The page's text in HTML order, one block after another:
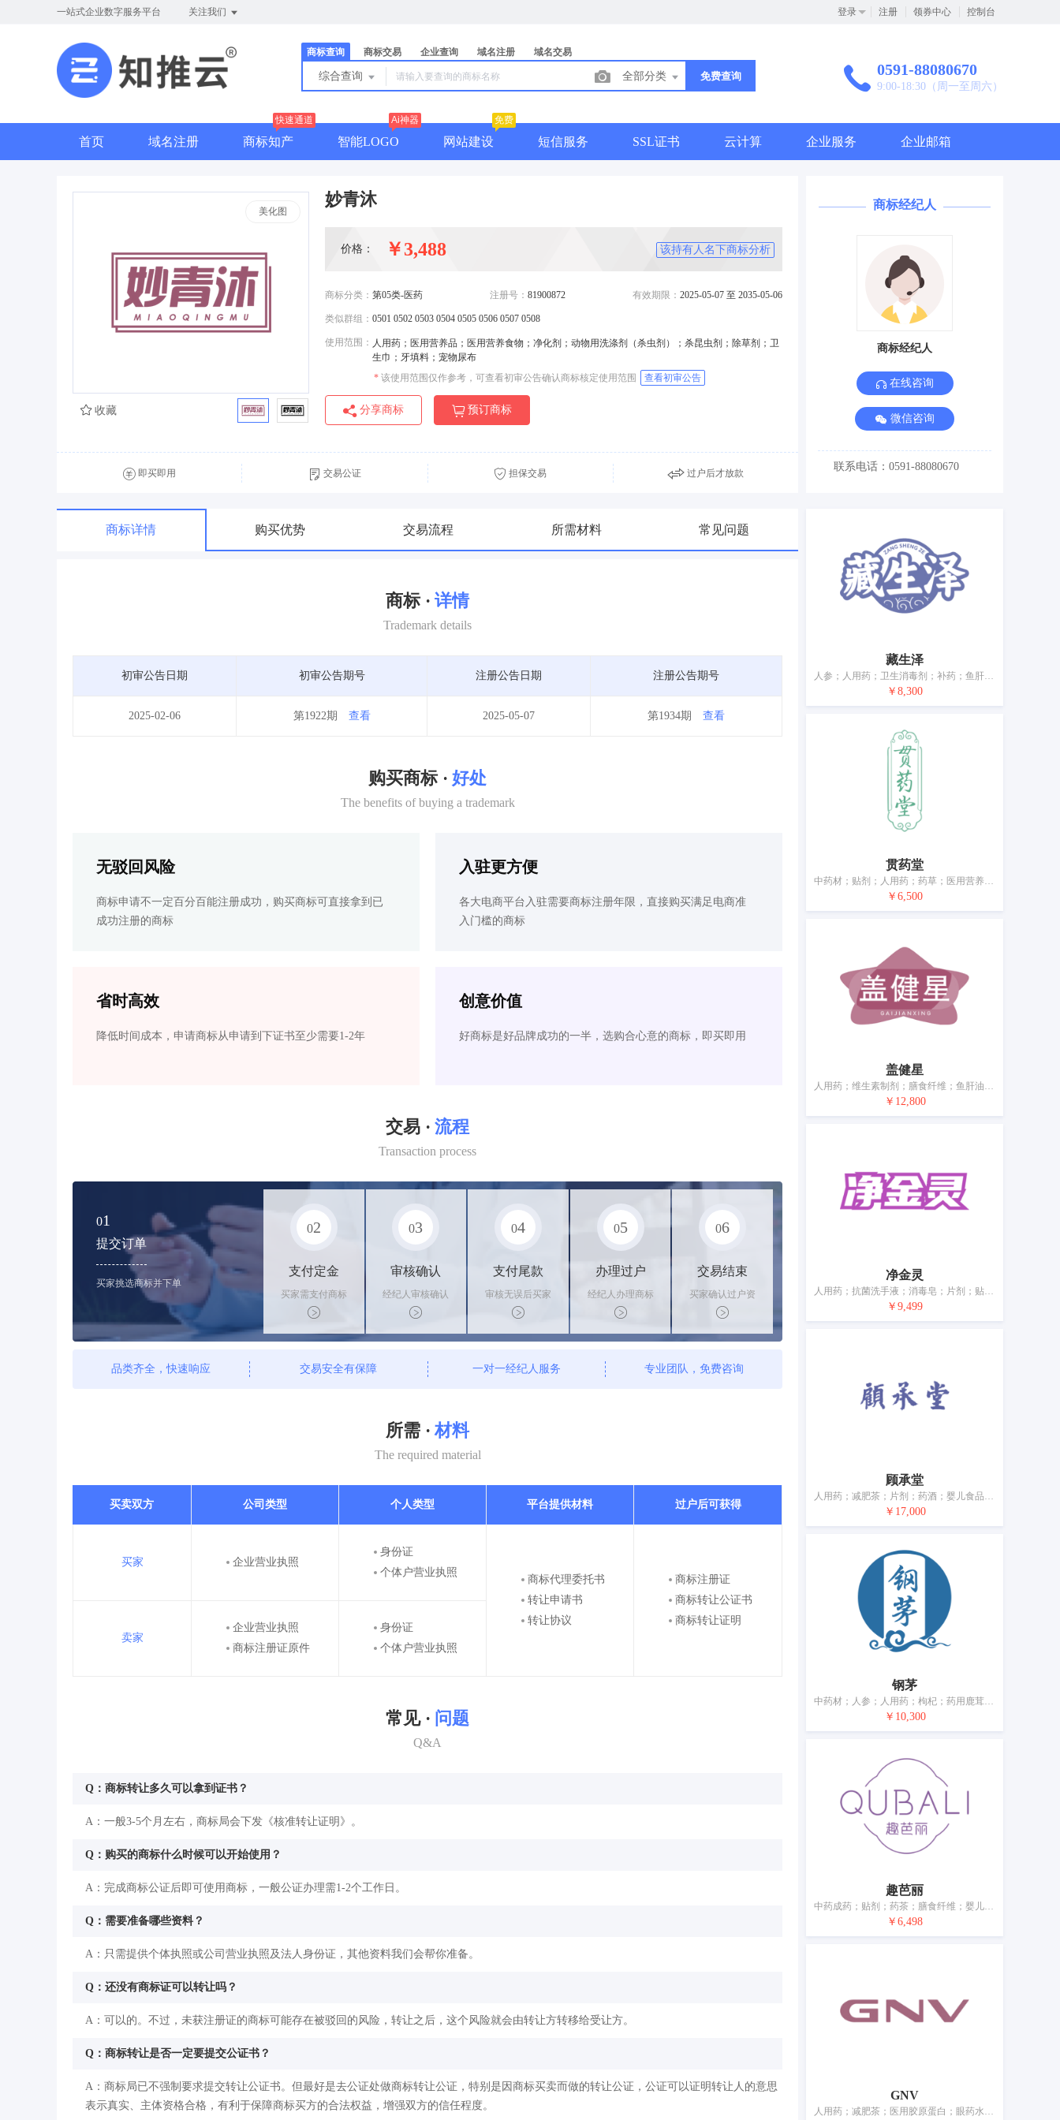
一站式企业数字服务平台 关注我们 登录 注册 领券中心 控制台
商标查询 商标交易 企业查询 域名注册 域名交易
综合查询 全部分类 免费查询 0591-88080670
9:00-18:30（周一至周六）
首页 域名注册 商标知产
快速通道
智能LOGO
Ai神器
网站建设
免费
短信服务 SSL证书 云计算 企业服务 企业邮箱
美化图
妙青沐
价格： ￥3,488 该持有人名下商标分析
商标分类： 第05类-医药 注册号： 81900872 有效期限： 2025-05-07 至 2035-05-06
类似群组： 0501 0502 0503 0504 0505 0506 0507 0508
使用范围： 人用药；医用营养品；医用营养食物；净化剂；动物用洗涤剂（杀虫剂）；杀昆虫剂；除草剂；卫
生巾；牙填料；宠物尿布
* 该使用范围仅作参考，可查看初审公告确认商标核定使用范围 查看初审公告
分享商标 预订商标
收藏
即买即用 交易公证 担保交易 过户后才放款
商标详情 购买优势 交易流程 所需材料 常见问题
商标 · 详情
Trademark details
初审公告日期 初审公告期号 注册公告日期 注册公告期号
2025-02-06 第1922期 查看 2025-05-07 第1934期 查看
购买商标 · 好处
The benefits of buying a trademark
无驳回风险
商标申请不一定百分百能注册成功，购买商标可直接拿到已
成功注册的商标
入驻更方便
各大电商平台入驻需要商标注册年限，直接购买满足电商准
入门槛的商标
省时高效
降低时间成本，申请商标从申请到下证书至少需要1-2年
创意价值
好商标是好品牌成功的一半，选购合心意的商标，即买即用
交易 · 流程
Transaction process
01
提交订单
买家挑选商标并下单
02
支付定金
买家需支付商标
标价的10%的购
买订金
03
审核确认
经纪人审核确认
商标状态
04
支付尾款
审核无误后买家
支付尾款，卖家
办理相关手续
05
办理过户
经纪人办理商标
转让手续，交付
相关证书
06
交易结束
买家确认过户资
料后，平台解冻
资金支付卖家
品类齐全，快速响应 交易安全有保障 一对一经纪人服务 专业团队，免费咨询
所需 · 材料
The required material
买卖双方 公司类型 个人类型 平台提供材料 过户后可获得
买家 企业营业执照
身份证
个体户营业执照
商标代理委托书
转让申请书
转让协议
商标注册证
商标转让公证书
商标转让证明
卖家
企业营业执照
商标注册证原件
身份证
个体户营业执照
常见 · 问题
Q&A
Q：商标转让多久可以拿到证书？
A：一般3-5个月左右，商标局会下发《核准转让证明》。
Q：购买的商标什么时候可以开始使用？
A：完成商标公证后即可使用商标，一般公证办理需1-2个工作日。
Q：需要准备哪些资料？
A：只需提供个体执照或公司营业执照及法人身份证，其他资料我们会帮你准备。
Q：还没有商标证可以转让吗？
A：可以的。不过，未获注册证的商标可能存在被驳回的风险，转让之后，这个风险就会由转让方转移给受让方。
Q：商标转让是否一定要提交公证书？
A：商标局已不强制要求提交转让公证书。但最好是去公证处做商标转让公证，特别是因商标买卖而做的转让公证，公证可以证明转让人的意思
表示真实、主体资格合格，有利于保障商标买方的合法权益，增强双方的信任程度。
商标经纪人
商标经纪人
在线咨询
微信咨询
联系电话：0591-88080670
藏生泽
人参；人用药；卫生消毒剂；补药；鱼肝油；医用营养品；净化剂；动物用膳食补充剂；医用眼罩；牙用光洁剂
￥8,300
贯药堂
中药材；贴剂；人用药；药草；医用营养品；营养补充剂；婴儿食品；兽医用药；消灭有害动物制剂；中药袋
￥6,500
盖健星
人用药；维生素制剂；膳食纤维；鱼肝油；医用维生素饮料；医用营养品；婴儿食品；营养补充剂；净化剂；婴儿尿布
￥12,800
净金灵
人用药；抗菌洗手液；消毒皂；片剂；贴剂；医用营养品；厕所除臭剂；空气净化制剂；卫生巾
￥9,499
顾承堂
人用药；减肥茶；片剂；药酒；婴儿食品；净化剂；兽医用药；卫生巾
￥17,000
钢茅
中药材；人参；人用药；枸杞；药用鹿茸；药茶；药酒；补药；医用营养食物；营养补充剂
￥10,300
趣芭丽
中药成药；贴剂；药茶；膳食纤维；婴儿食品；含药物的糖果；营养补充剂；净化剂；消灭有害动物制剂；卫生巾
￥6,498
GNV
人用药；减肥茶；医用胶原蛋白；眼药水；维生素制剂；膏剂；膳食纤维；药物饮料；营养补充剂；蛋白质膳食补充剂